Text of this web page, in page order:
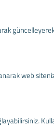
web